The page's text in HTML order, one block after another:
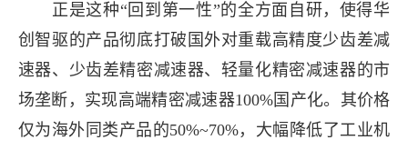
正是这种“回到第一性”的全方面自研，使得华
创智驱的产品彻底打破国外对重载高精度少齿差减
速器、少齿差精密减速器、轻量化精密减速器的市
场垄断，实现高端精密减速器100%国产化。其价格
仅为海外同类产品的50%~70%，大幅降低了工业机